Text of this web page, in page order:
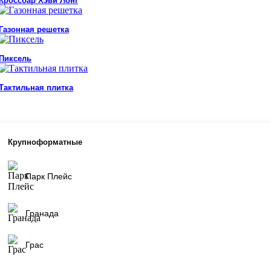
решетка
плитка
Крупноформатные
Парк Плейс
Гранада
Грас